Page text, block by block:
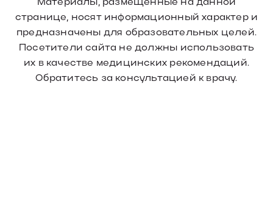
странице, носят информационный характер и
предназначены для образовательных целей.
Посетители сайта не должны использовать
их в качестве медицинских рекомендаций.
Обратитесь за консультацией к врачу.